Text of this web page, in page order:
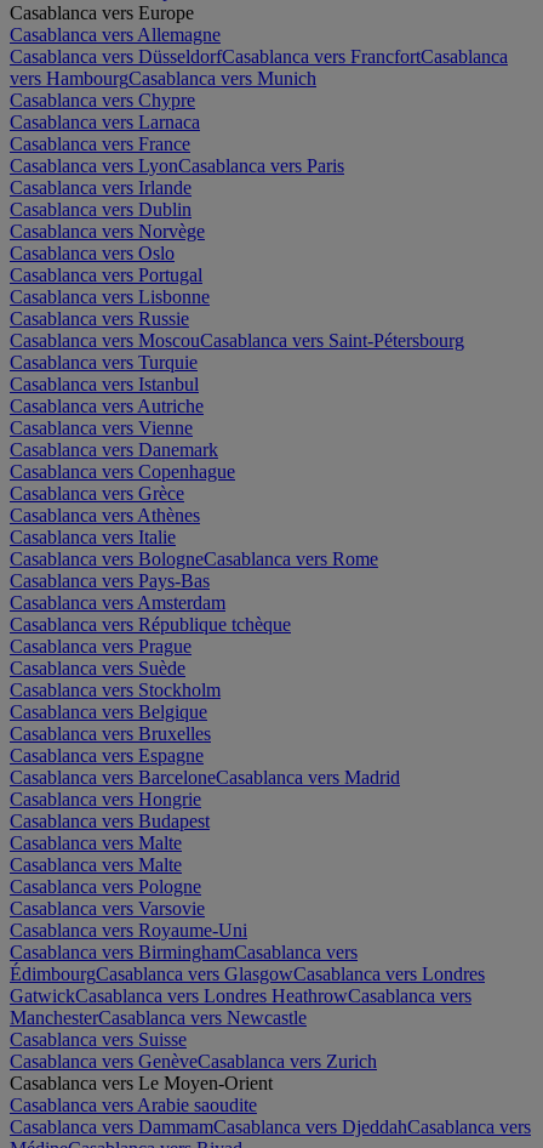
Casablanca vers Europe
Casablanca vers Allemagne
Casablanca vers DüsseldorfCasablanca vers FrancfortCasablanca
vers HambourgCasablanca vers Munich
Casablanca vers Chypre
Casablanca vers Larnaca
Casablanca vers France
Casablanca vers LyonCasablanca vers Paris
Casablanca vers Irlande
Casablanca vers Dublin
Casablanca vers Norvège
Casablanca vers Oslo
Casablanca vers Portugal
Casablanca vers Lisbonne
Casablanca vers Russie
Casablanca vers MoscouCasablanca vers Saint-Pétersbourg
Casablanca vers Turquie
Casablanca vers Istanbul
Casablanca vers Autriche
Casablanca vers Vienne
Casablanca vers Danemark
Casablanca vers Copenhague
Casablanca vers Grèce
Casablanca vers Athènes
Casablanca vers Italie
Casablanca vers BologneCasablanca vers Rome
Casablanca vers Pays-Bas
Casablanca vers Amsterdam
Casablanca vers République tchèque
Casablanca vers Prague
Casablanca vers Suède
Casablanca vers Stockholm
Casablanca vers Belgique
Casablanca vers Bruxelles
Casablanca vers Espagne
Casablanca vers BarceloneCasablanca vers Madrid
Casablanca vers Hongrie
Casablanca vers Budapest
Casablanca vers Malte
Casablanca vers Malte
Casablanca vers Pologne
Casablanca vers Varsovie
Casablanca vers Royaume-Uni
Casablanca vers BirminghamCasablanca vers
ÉdimbourgCasablanca vers GlasgowCasablanca vers Londres
GatwickCasablanca vers Londres HeathrowCasablanca vers
ManchesterCasablanca vers Newcastle
Casablanca vers Suisse
Casablanca vers GenèveCasablanca vers Zurich
Casablanca vers Le Moyen-Orient
Casablanca vers Arabie saoudite
Casablanca vers DammamCasablanca vers DjeddahCasablanca vers